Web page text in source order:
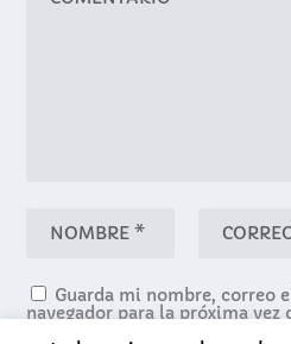
Guarda mi nombre, correo
navegador para la próxima vez